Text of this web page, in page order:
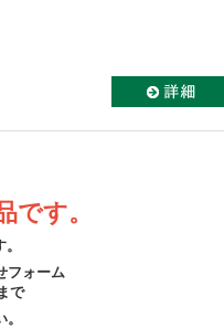
です。
フォーム
で